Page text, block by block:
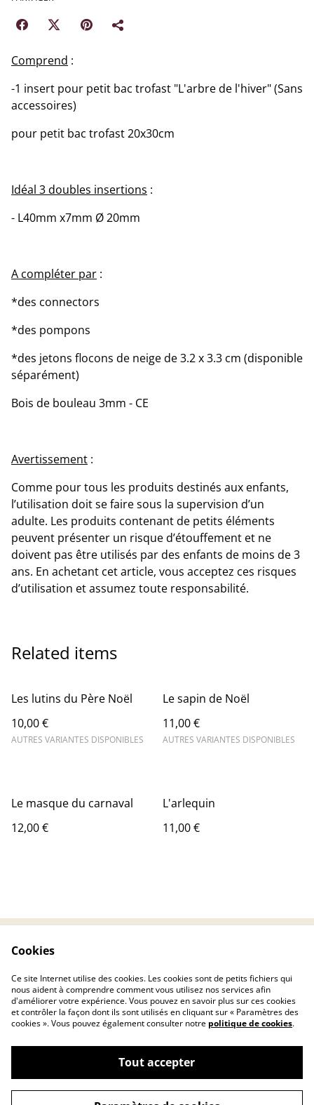
Comprend :
-1 insert pour petit bac trofast "L'arbre de l'hiver" (Sans
accessoires)
pour petit bac trofast 20x30cm
Idéal 3 doubles insertions :
- L40mm x7mm Ø 20mm
A compléter par :
*des connectors
*des pompons
*des jetons flocons de neige de 3.2 x 3.3 cm (disponible
séparément)
Bois de bouleau 3mm - CE
Avertissement :
Comme pour tous les produits destinés aux enfants,
l’utilisation doit se faire sous la supervision d’un
adulte. Les produits contenant de petits éléments
peuvent présenter un risque d’étouffement et ne
doivent pas être utilisés par des enfants de moins de 3
ans. En achetant cet article, vous acceptez ces risques
d’utilisation et assumez toute responsabilité.
Related items
Les lutins du Père Noël
10,00 €
AUTRES VARIANTES DISPONIBLES
Le sapin de Noël
11,00 €
AUTRES VARIANTES DISPONIBLES
Le masque du carnaval
12,00 €
L'arlequin
11,00 €
Politique de
confidentialité
Politique de cookies
©2026Chryscreativ
Cookies
Ce site Internet utilise des cookies. Les cookies sont de petits fichiers qui
nous aident à comprendre comment vous utilisez nos services afin
d'améliorer votre expérience. Vous pouvez en savoir plus sur ces cookies
et contrôler la façon dont ils sont utilisés en cliquant sur « Paramètres des
cookies ». Vous pouvez également consulter notre politique de cookies.
Tout accepter